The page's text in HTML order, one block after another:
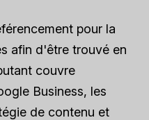
pour la
afin d'être trouvé en
couvre
Business, les
de contenu et